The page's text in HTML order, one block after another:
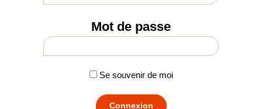
Mot de passe
Se souvenir de moi